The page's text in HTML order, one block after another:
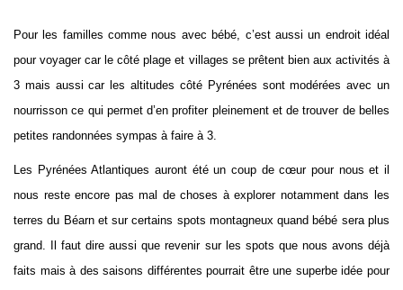
Pour les familles comme nous avec bébé, c’est aussi un endroit idéal
pour voyager car le côté plage et villages se prêtent bien aux activités à
3 mais aussi car les altitudes côté Pyrénées sont modérées avec un
nourrisson ce qui permet d’en profiter pleinement et de trouver de belles
petites randonnées sympas à faire à 3.
Les Pyrénées Atlantiques auront été un coup de cœur pour nous et il
nous reste encore pas mal de choses à explorer notamment dans les
terres du Béarn et sur certains spots montagneux quand bébé sera plus
grand. Il faut dire aussi que revenir sur les spots que nous avons déjà
faits mais à des saisons différentes pourrait être une superbe idée pour